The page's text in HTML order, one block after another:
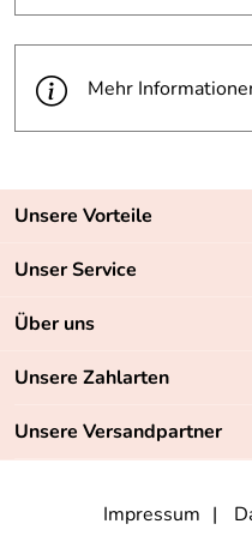
Mehr
Unsere Vorteile
Zahlungsarten:
Unser Service
Kontakt
Retourenabwicklung
Lieferbedingungen
Über uns
Unsere Bestseller
Neu
Unsere Zahlarten
Unsere Versandpartner
Impressum